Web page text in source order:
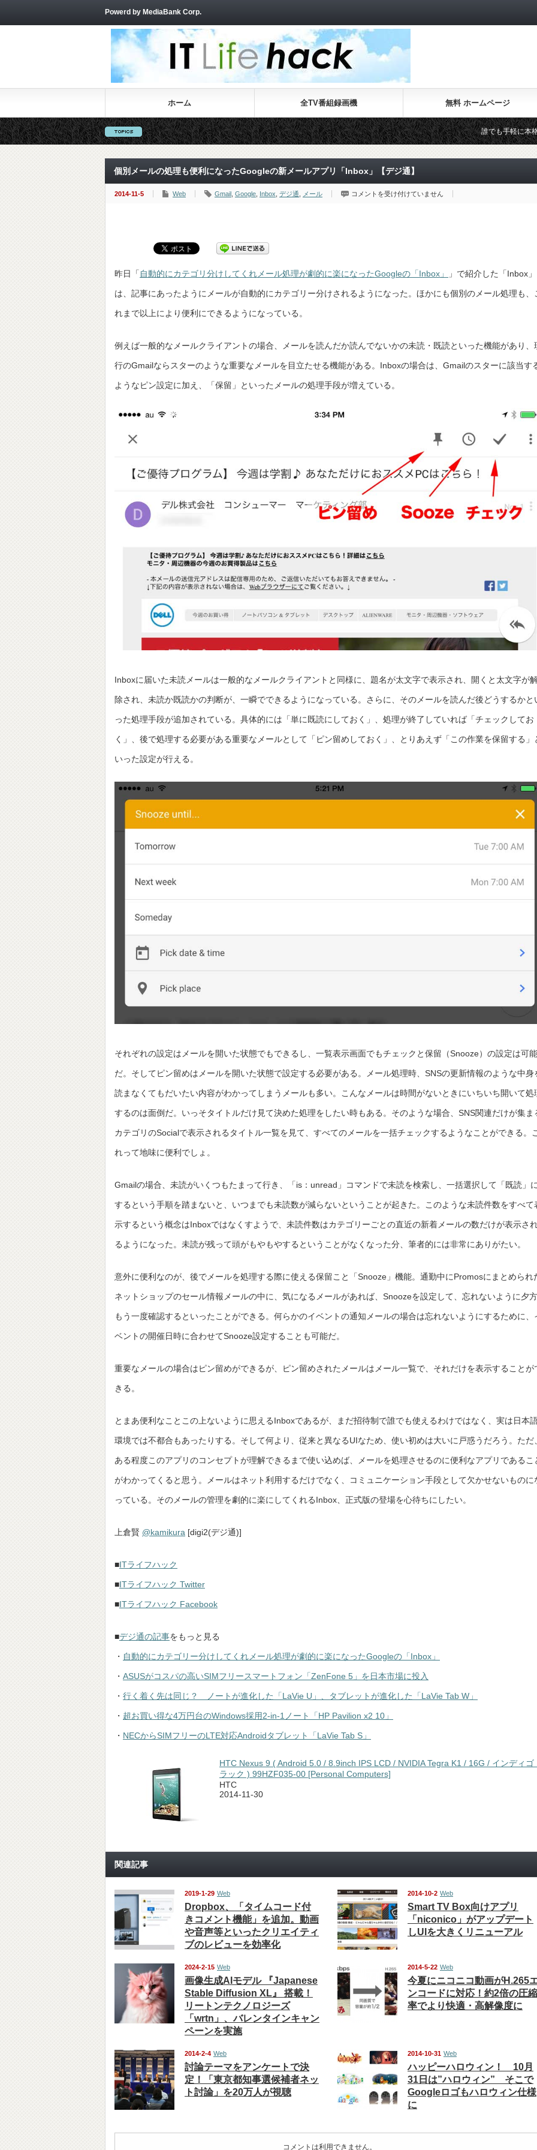
Powerd by MediaBank Corp.
ホーム 全TV番組録画機 無料 ホームページ
誰でも手軽に本格的なWebサ
個別メールの処理も便利になったGoogleの新メールアプリ「Inbox」【デジ通】
2014-11-5 Web Gmail Google Inbox デジ通 メール
個
に
な
た
ア
プ
「Inbox」
ジ
通】
コメントを受け付けていません
昨日「 自動的にカテゴリ分けしてくれメール処理が劇的に楽になったGoogleの「Inbox」 」で紹介した「Inbox」
は、記事にあったようにメールが自動的にカテゴリー分けされるようになった。ほかにも個別のメール処理も、
れまで以上により便利にできるようになっている。
例えば一般的なメールクライアントの場合、メールを読んだか読んでないかの未読・既読といった機能があり、
行のGmailならスターのような重要なメールを目立たせる機能がある。Inboxの場合は、Gmailのスターに該当す
ようなピン設定に加え、「保留」といったメールの処理手段が増えている。
Inboxに届いた未読メールは一般的なメールクライアントと同様に、題名が太文字で表示され、開くと太文字が
除され、未読か既読かの判断が、一瞬でできるようになっている。さらに、そのメールを読んだ後どうするかと
った処理手段が追加されている。具体的には「単に既読にしておく」、処理が終了していれば「チェックしてお
く」、後で処理する必要がある重要なメールとして「ピン留めしておく」、とりあえず「この作業を保留する」
いった設定が行える。
それぞれの設定はメールを開いた状態でもできるし、一覧表示画面でもチェックと保留（Snooze）の設定は可能
だ。そしてピン留めはメールを開いた状態で設定する必要がある。メール処理時、SNSの更新情報のような中身
読まなくてもだいたい内容がわかってしまうメールも多い。こんなメールは時間がないときにいちいち開いて処
するのは面倒だ。いっそタイトルだけ見て決めた処理をしたい時もある。そのような場合、SNS関連だけが集ま
カテゴリのSocialで表示されるタイトル一覧を見て、すべてのメールを一括チェックするようなことができる。
れって地味に便利でしょ。
Gmailの場合、未読がいくつもたまって行き、「is：unread」コマンドで未読を検索し、一括選択して「既読」
するという手順を踏まないと、いつまでも未読数が減らないということが起きた。このような未読件数をすべて
示するという概念はInboxではなくすようで、未読件数はカテゴリーごとの直近の新着メールの数だけが表示さ
るようになった。未読が残って頭がもやもやするということがなくなった分、筆者的には非常にありがたい。
意外に便利なのが、後でメールを処理する際に使える保留こと「Snooze」機能。通勤中にPromosにまとめられ
ネットショップのセール情報メールの中に、気になるメールがあれば、Snoozeを設定して、忘れないように夕方
もう一度確認するといったことができる。何らかのイベントの通知メールの場合は忘れないようにするために、
ベントの開催日時に合わせてSnooze設定することも可能だ。
重要なメールの場合はピン留めができるが、ピン留めされたメールはメール一覧で、それだけを表示することが
きる。
とまあ便利なことこの上ないように思えるInboxであるが、まだ招待制で誰でも使えるわけではなく、実は日本
環境では不都合もあったりする。そして何より、従来と異なるUIなため、使い初めは大いに戸惑うだろう。ただ
ある程度このアプリのコンセプトが理解できるまで使い込めば、メールを処理させるのに便利なアプリであるこ
がわかってくると思う。メールはネット利用するだけでなく、コミュニケーション手段として欠かせないものに
っている。そのメールの管理を劇的に楽にしてくれるInbox、正式版の登場を心待ちにしたい。
上倉賢 @kamikura [digi2(デジ通)]
■ITライフハック
■ITライフハック Twitter
■ITライフハック Facebook
■デジ通の記事をもっと見る
・ 自動的にカテゴリー分けしてくれメール処理が劇的に楽になったGoogleの「Inbox」
・ ASUSがコスパの高いSIMフリースマートフォン「ZenFone 5」を日本市場に投入
・ 行く着く先は同じ？ ノートが進化した「LaVie U」、タブレットが進化した「LaVie Tab W」
・ 超お買い得な4万円台のWindows採用2-in-1ノート「HP Pavilion x2 10」
・ NECからSIMフリーのLTE対応Androidタブレット「LaVie Tab S」
HTC Nexus 9 ( Android 5.0 / 8.9inch IPS LCD / NVIDIA Tegra K1 / 16G / インディゴ
ラック ) 99HZF035-00 [Personal Computers]
HTC
2014-11-30
関連記事
2019-1-29 Web
Dropbox、「タイムコード付
きコメント機能」を追加。動画
や音声等といったクリエイティ
ブのレビューを効率化
2014-10-2 Web
Smart TV Box向けアプリ
「niconico」がアップデート
しUIを大きくリニューアル
2024-2-15 Web
画像生成AIモデル 『Japanese
Stable Diffusion XL』 搭載！
リートンテクノロジーズ
「wrtn」、バレンタインキャン
ペーンを実施
2014-5-22 Web
今夏にニコニコ動画がH.265
ンコードに対応！約2倍の圧縮
率でより快適・高解像度に
2014-2-4 Web
討論テーマをアンケートで決
定！「東京都知事選候補者ネッ
ト討論」を20万人が視聴
2014-10-31 Web
ハッピーハロウィン！ 10月
31日は”ハロウィン” そこで
Googleロゴもハロウィン仕様
に
コメントは利用できません。